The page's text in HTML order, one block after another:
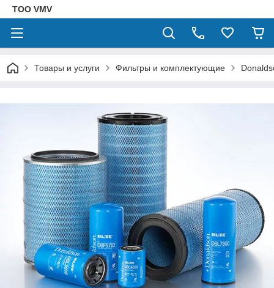
ТОО VMV
Товары и услуги Фильтры и комплектующие